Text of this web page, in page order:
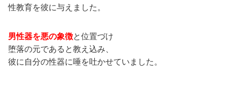
性教育を彼に与えました。
男性器を悪の象徴と位置づけ
堕落の元であると教え込み、
彼に自分の性器に唾を吐かせていました。